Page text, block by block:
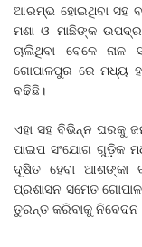
ଆରମ୍ଭ ହୋଇଥିବା ସହ
ମଶା ଓ ମାଛିଙ୍କ
ଚାଲିଥିବା ବେଳେ
ଗୋପାଳପୁର ରେ ମଧ୍ୟ
ବଢିଛି।
ଏହା ସହ ବିଭିନ୍ନ ଘରକୁ
ପାଇପ ସଂଯୋଗ ଗୁଡ଼ିକ
ଦୂଷିତ ହେବା ଆଶଙ୍କା
ପ୍ରଶାସନ ସମେତ
ତୁରନ୍ତ କରିବାକୁ ନିବେଦନ